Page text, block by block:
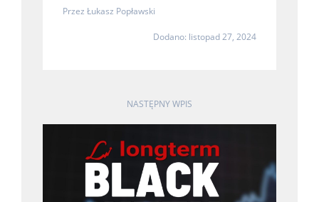
Przez Łukasz Popławski
Dodano: listopad 27, 2024
NASTĘPNY WPIS